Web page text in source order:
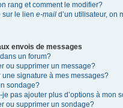
rang et comment le modifier?
sur le lien e-mail d’un utilisateur, on
envois de messages
un forum?
ou supprimer un message?
signature à mes messages?
sondage?
pas ajouter plus d’options à mon
ou supprimer un sondage?